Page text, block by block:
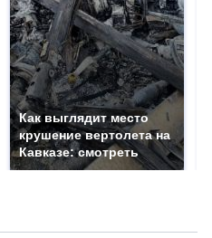
Как выглядит место
крушение вертолета на
Кавказе: смотреть